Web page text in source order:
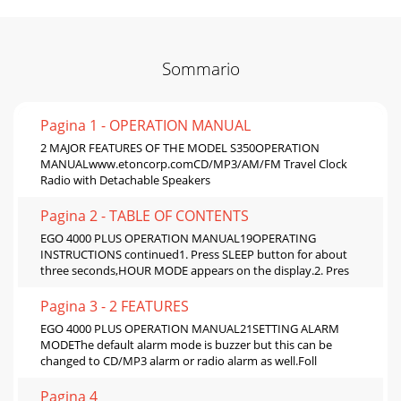
Sommario
Pagina 1 - OPERATION MANUAL
2 MAJOR FEATURES OF THE MODEL S350OPERATION
MANUALwww.etoncorp.comCD/MP3/AM/FM Travel Clock
Radio with Detachable Speakers
Pagina 2 - TABLE OF CONTENTS
EGO 4000 PLUS OPERATION MANUAL19OPERATING
INSTRUCTIONS continued1. Press SLEEP button for about
three seconds,HOUR MODE appears on the display.2. Pres
Pagina 3 - 2 FEATURES
EGO 4000 PLUS OPERATION MANUAL21SETTING ALARM
MODEThe default alarm mode is buzzer but this can be
changed to CD/MP3 alarm or radio alarm as well.Foll
Pagina 4